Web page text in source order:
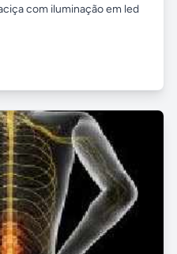
com iluminação em led